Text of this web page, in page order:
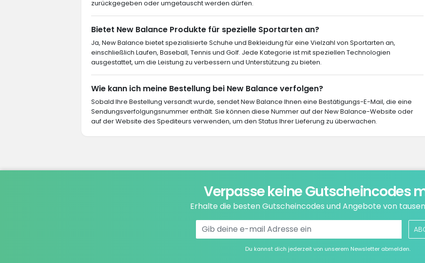
zurückgegeben oder umgetauscht werden dürfen.
Bietet New Balance Produkte für spezielle Sportarten an?
Ja, New Balance bietet spezialisierte Schuhe und Bekleidung für eine Vielzahl von Sportarten an,
einschließlich Laufen, Baseball, Tennis und Golf. Jede Kategorie ist mit speziellen Technologien
ausgestattet, um die Leistung zu verbessern und Unterstützung zu bieten.
Wie kann ich meine Bestellung bei New Balance verfolgen?
Sobald Ihre Bestellung versandt wurde, sendet New Balance Ihnen eine Bestätigungs-E-Mail, die eine
Sendungsverfolgungsnummer enthält. Sie können diese Nummer auf der New Balance-Website oder
auf der Website des Spediteurs verwenden, um den Status Ihrer Lieferung zu überwachen.
Verpasse keine Gutscheincodes
Erhalte die besten Gutscheincodes und Angebote von
Du kannst dich jederzeit von unserem Newsletter abmelden.